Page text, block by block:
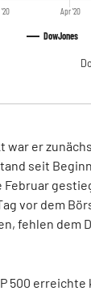
DowJones
Apr '20
war er
seit
Februar
vor dem
fehlen dem
500 erreichte